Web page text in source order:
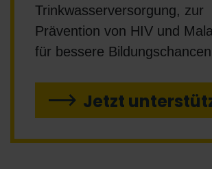
Trinkwasserversorgung, zur
Prävention von HIV und
für bessere
Jetzt